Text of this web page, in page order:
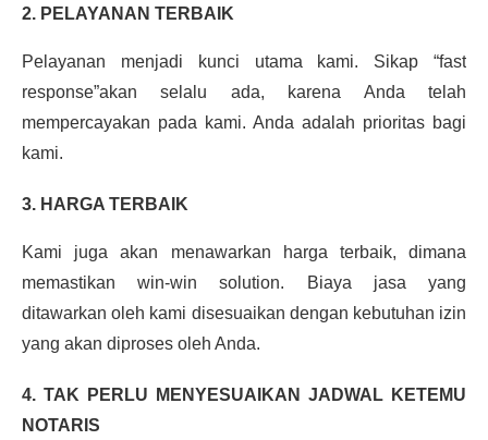
2. PELAYANAN TERBAIK
Pelayanan menjadi kunci utama kami. Sikap “fast
response”akan selalu ada, karena Anda telah
mempercayakan pada kami. Anda adalah prioritas bagi
kami.
3. HARGA TERBAIK
Kami juga akan menawarkan harga terbaik, dimana
memastikan win-win solution. Biaya jasa yang
ditawarkan oleh kami disesuaikan dengan kebutuhan izin
yang akan diproses oleh Anda.
4. TAK PERLU MENYESUAIKAN JADWAL KETEMU
NOTARIS